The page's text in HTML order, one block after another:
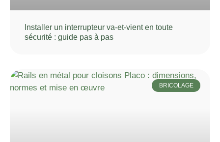
Installer un interrupteur va-et-vient en toute
sécurité : guide pas à pas
BRICOLAGE